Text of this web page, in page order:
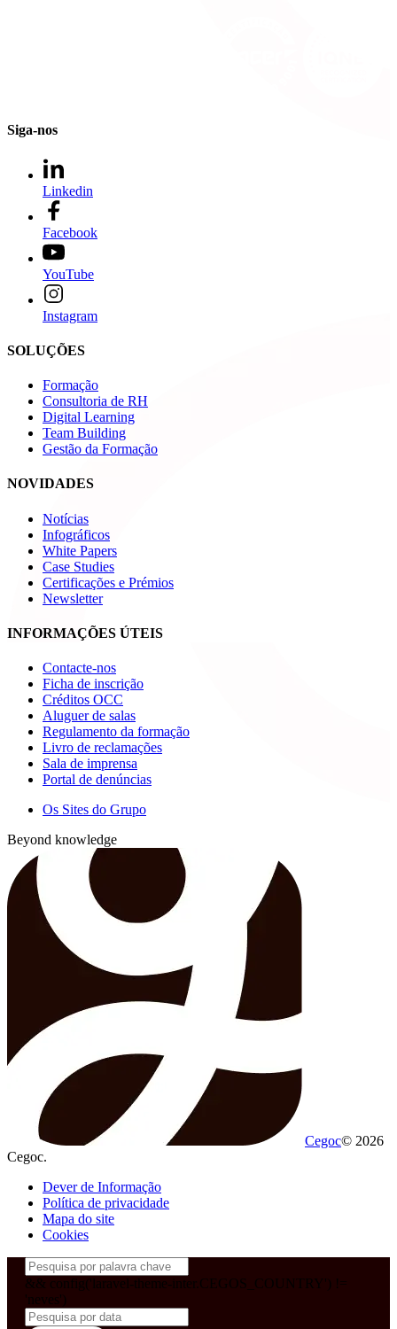
Siga-nos
Linkedin
Facebook
YouTube
Instagram
SOLUÇÕES
Formação
Consultoria de RH
Digital Learning
Team Building
Gestão da Formação
NOVIDADES
Notícias
Infográficos
White Papers
Case Studies
Certificações e Prémios
Newsletter
INFORMAÇÕES ÚTEIS
Contacte-nos
Ficha de inscrição
Créditos OCC
Aluguer de salas
Regulamento da formação
Livro de reclamações
Sala de imprensa
Portal de denúncias
Os Sites do Grupo
Beyond knowledge
Cegoc© 2026
Cegoc.
Dever de Informação
Política de privacidade
Mapa do site
Cookies
&& config('laravel-theme-inter.CEGOS_COUNTRY') !=
'neves')